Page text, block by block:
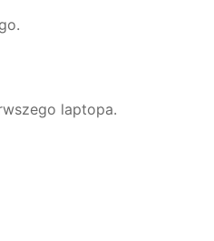
laptopa.